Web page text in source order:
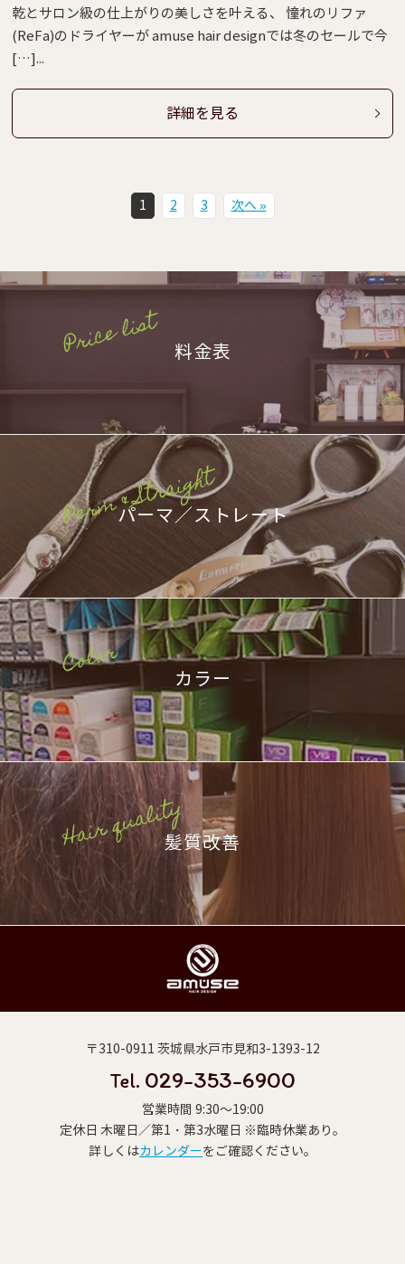
乾とサロン級の仕上がりの美しさを叶える、 憧れのリファ
(ReFa)のドライヤーが amuse hair designでは冬のセールで今
[…]...
詳細を見る
1 2 3 次へ »
料金表
パーマ／ストレート
カラー
髪質改善
〒310-0911 茨城県水戸市見和3-1393-12
Tel. 029-353-6900
営業時間 9:30～19:00
定休日 木曜日／第1・第3水曜日 ※臨時休業あり。
詳しくはカレンダーをご確認ください。